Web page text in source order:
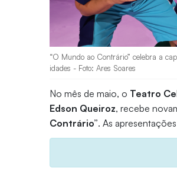
“O Mundo ao Contrário” celebra a
idades - Foto: Ares Soares
No mês de maio, o Teatro
Edson Queiroz, recebe
Contrário”. As